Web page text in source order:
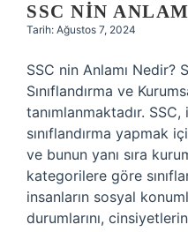
SSC NIN
Tarih: Ağustos 7, 2024
SSC nin Anlamı Nedir?
Sınıflandırma ve
tanımlanmaktadır.
sınıflandırma yapmak
ve bunun yanı sıra
kategorilere göre
insanların sosyal
durumlarını,